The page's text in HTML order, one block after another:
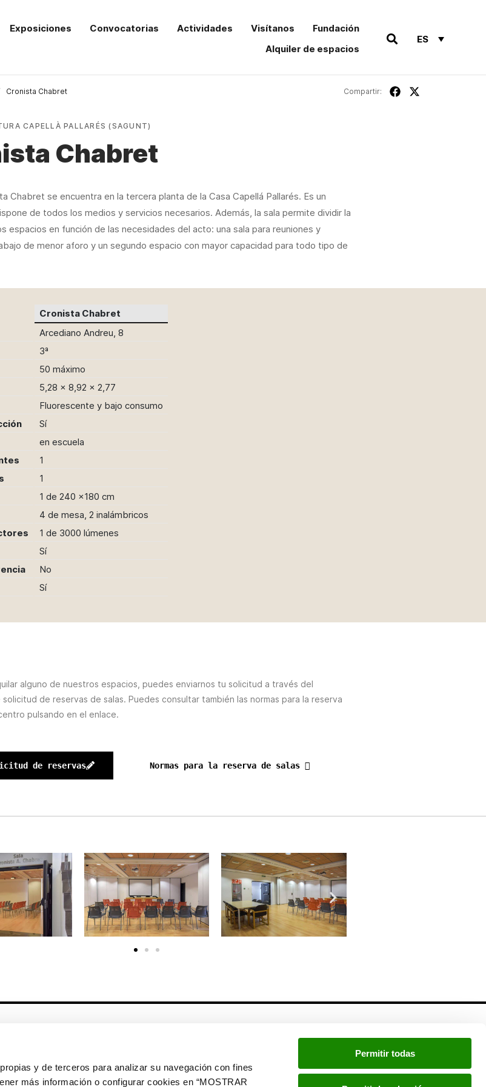
y de terceros para analizar su navegación con fines
más información o configurar cookies en “MOSTRAR
Permitir todas
Exposiciones Convocatorias Actividades Visítanos
Fundación
Alquiler de espacios
ES
Cronista Chabret Compartir:
CAPELLÀ PALLARÉS (SAGUNT)
Chabret
Chabret se encuentra en la tercera planta de la Casa Capellá Pallarés. Es un
de todos los medios y servicios necesarios. Además, la sala permite dividir la
espacios en función de las necesidades del acto: una sala para reuniones y
de menor aforo y un segundo espacio con mayor capacidad para todo tipo de
Cronista Chabret
Arcediano Andreu, 8
3ª
50 máximo
5,28 x 8,92 x 2,77
Fluorescente y bajo consumo
Sí
en escuela
1
1
1 de 240 x180 cm
4 de mesa, 2 inalámbricos
1 de 3000 lúmenes
Sí
No
Sí
alguno de nuestros espacios, puedes enviarnos tu solicitud a través del
de reservas de salas. Puedes consultar también las normas para la reserva
pulsando en el enlace.
de reservas Normas para la reserva de salas
arte
Solicitud de imágenes de la
Si quieres estar a la última, inscríbete a nuestra
newsletter: